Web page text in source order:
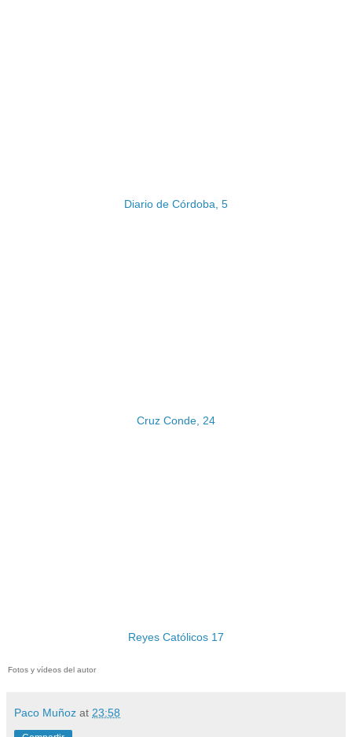
Diario de Córdoba, 5
Cruz Conde, 24
Reyes Católicos 17
Fotos y vídeos del autor
Paco Muñoz at 23:58